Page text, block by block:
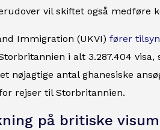
vil skiftet også medføre
Immigration (UKVI) fører tilsyn
i alt 3.287.404
nøjagtige antal ghanesiske
rejser til Storbritannien.
på britiske